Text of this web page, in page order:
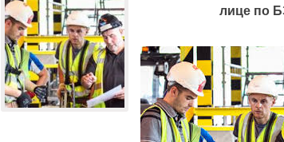
лице по